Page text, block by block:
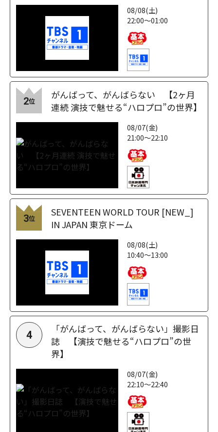
08/08(土)
22:00～01:00
2位
がんばって、がんばらない 【2ヶ月
連続 演技で魅せる“ハロプロ”の世界】
08/07(金)
21:00～22:10
3位
SEVENTEEN WORLD TOUR [NEW_]
IN JAPAN 東京ドーム
08/08(土)
10:40～13:00
4
「がんばって、がんばらない」撮影日
誌 【演技で魅せる“ハロプロ”の世
界】
08/07(金)
22:10～22:40